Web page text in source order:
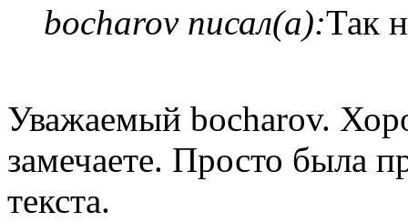
bocharov писал(а):Так
Уважаемый bocharov.
замечаете. Просто была
текста.